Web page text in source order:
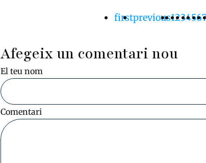
Primera
firstPàgina
previousPàgina
1Pàgina
23456
Afegeix un comentari nou
El teu nom
Comentari